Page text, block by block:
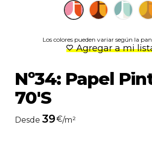
Los colores pueden variar según la
Agregar a mi
Nº34: Papel
70's
Desde 39€/m²